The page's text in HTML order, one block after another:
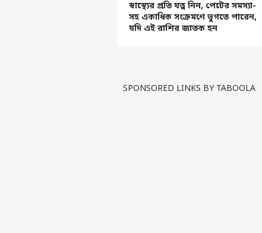
স্বাস্থ্যের প্রতি যত্ন নিন, পেটের সমস্যা-
সহ একাধিক সংক্রমণে ভুগতে পারেন,
যদি এই রাশির জাতক হন
SPONSORED LINKS BY TABOOLA